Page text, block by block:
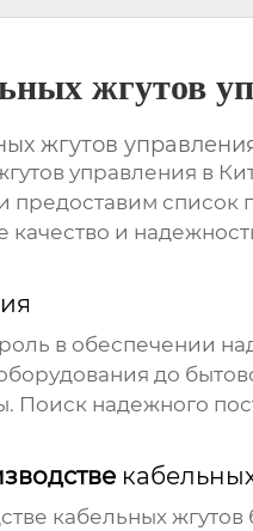
жгутов
жгутов
управления в
предоставим
качество и
в обеспечении
до
надежного
кабельных жгутов